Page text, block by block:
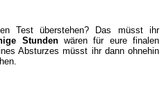
Test überstehen? Das müsst ihr
Stundenwären für eure finalen
Absturzes müsst ihr dann ohnehin